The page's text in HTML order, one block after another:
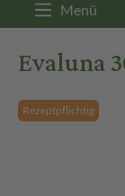
Menü
Evaluna
Rezeptpflichtig